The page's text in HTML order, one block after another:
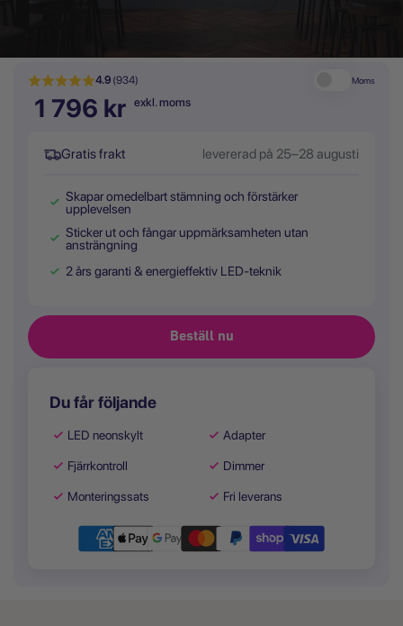
4.9 (934) Moms
1 796 kr exkl. moms
Gratis frakt levererad på 25–28 augusti
Skapar omedelbart stämning och förstärker
upplevelsen
Sticker ut och fångar uppmärksamheten utan
ansträngning
2 års garanti & energieffektiv LED-teknik
Du får följande
LED neonskylt Adapter
Fjärrkontroll Dimmer
Monteringssats Fri leverans